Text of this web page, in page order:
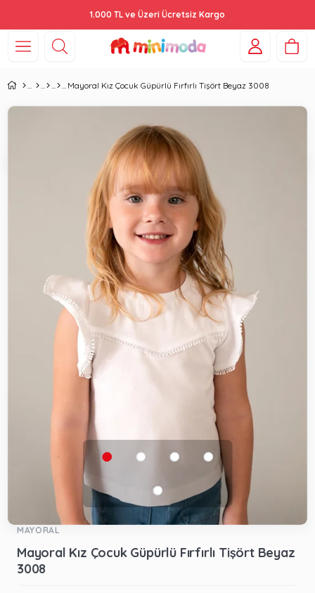
1.000 TL ve Üzeri Ücretsiz Kargo
Mayoral Kız Çocuk Güpürlü Fırfırlı Tişört Beyaz 3008
MAYORAL
Mayoral Kız Çocuk Güpürlü Fırfırlı Tişört Beyaz
3008